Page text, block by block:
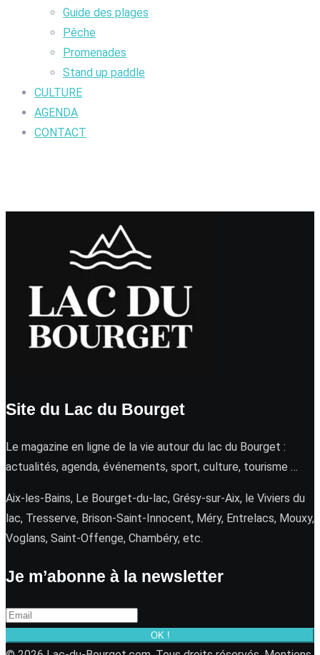
Guide des plages
Pêche
Promenades
Stand up paddle
CULTURE
AGENDA
CONTACT
Site du Lac du Bourget
Le magazine en ligne de la vie autour du lac du Bourget :
actualités, agenda, événements, sport, culture, tourisme …
Aix-les-Bains, Le Bourget-du-lac, Grésy-sur-Aix, le Viviers du
lac, Tresserve, Brison-Saint-Innocent, Méry, Entrelacs, Mouxy,
Voglans, Saint-Offenge, Chambéry, etc.
Je m’abonne à la newsletter
OK !